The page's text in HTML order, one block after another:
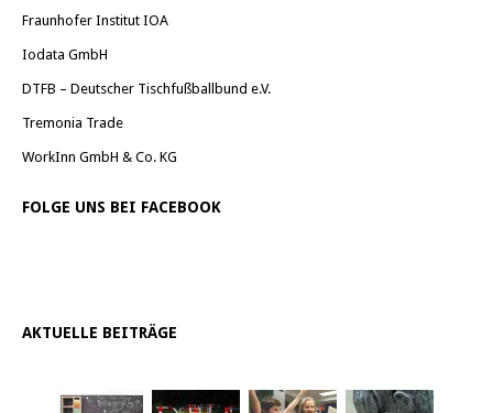
Fraunhofer Institut IOA
Iodata GmbH
DTFB – Deutscher Tischfußballbund e.V.
Tremonia Trade
WorkInn GmbH & Co. KG
FOLGE UNS BEI FACEBOOK
AKTUELLE BEITRÄGE